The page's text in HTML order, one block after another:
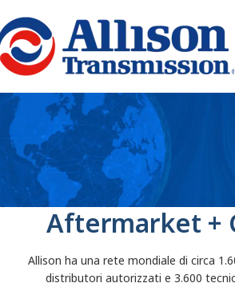
Go Home
Aftermarket +
Allison ha una rete mondiale di circa
distributori autorizzati e 3.600